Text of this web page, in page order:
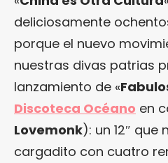
deliciosamente
porque el nuevo
nuestras divas patrias
lanzamiento de «
Discoteca Océano en
Lovemonk): un 12″
cargadito con cuatro